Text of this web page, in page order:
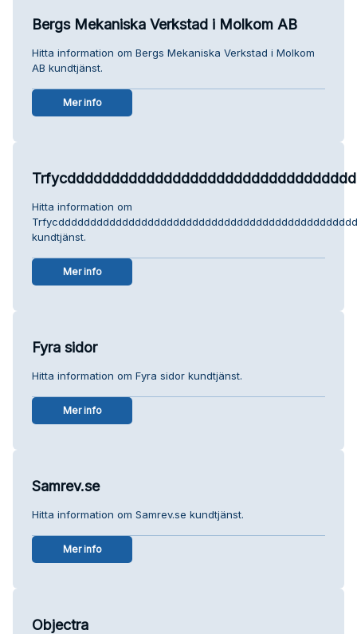
Bergs Mekaniska Verkstad i Molkom AB
Hitta information om Bergs Mekaniska Verkstad i Molkom
AB kundtjänst.
Mer info
Hitta information om
kundtjänst.
Mer info
Fyra sidor
Hitta information om Fyra sidor kundtjänst.
Mer info
Samrev.se
Hitta information om Samrev.se kundtjänst.
Mer info
Objectra